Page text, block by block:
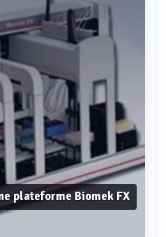
plateforme Biomek FX